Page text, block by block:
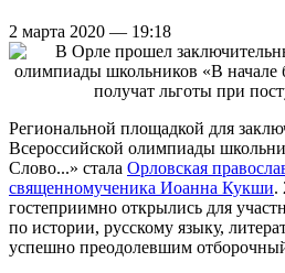
2 марта 2020 — 19:18
Региональной площадкой для
Всероссийской олимпиады
Слово...» стала Орловская
священномученика Иоанна Кукши.
гостеприимно открылись для
по истории, русскому языку,
успешно преодолевшим